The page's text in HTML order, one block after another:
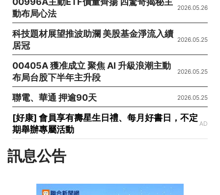
動布局心法
2026.05.26
科技題材展望推波助瀾 美股基金淨流入續
居冠
2026.05.25
00405A 獲准成立 聚焦 AI 升級浪潮主動
布局台股下半年主升段
2026.05.25
聯電、華通 押逾90天 2026.05.25
[好康] 會員享有壽星生日禮、每月好書日，不定
期舉辦專屬活動
AD
訊息公告